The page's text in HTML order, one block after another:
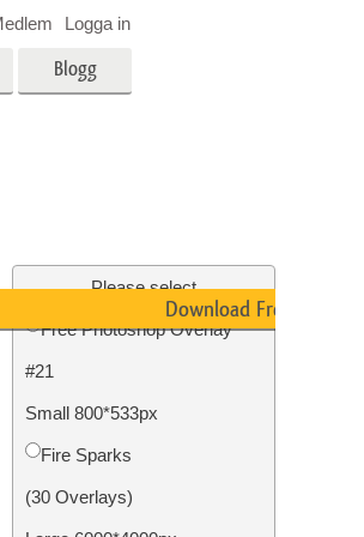
Blogg
Logga in
Please select
Free Photoshop Overlay
#21
Small 800*533px
Fire Sparks
(30 Overlays)
Download Free